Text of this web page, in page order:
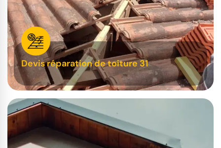
Devis réparation de toiture 31